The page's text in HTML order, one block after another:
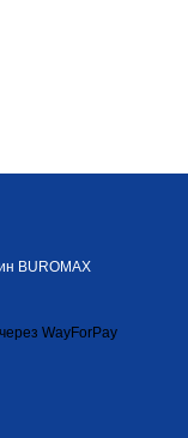
BUROMAX